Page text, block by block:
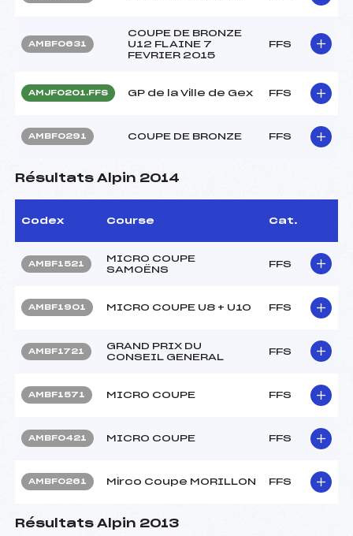
AMBF0631
COUPE DE BRONZE
U12 FLAINE 7
FEVRIER 2015
FFS
AMJF0201.FFS GP de la Ville de Gex FFS
AMBF0291 COUPE DE BRONZE FFS
Résultats Alpin 2014
Codex Course Cat.
AMBF1521
MICRO COUPE
SAMOËNS
FFS
AMBF1901 MICRO COUPE U8 + U10 FFS
AMBF1721
GRAND PRIX DU
CONSEIL GENERAL
FFS
AMBF1571 MICRO COUPE FFS
AMBF0421 MICRO COUPE FFS
AMBF0261 Mirco Coupe MORILLON FFS
Résultats Alpin 2013